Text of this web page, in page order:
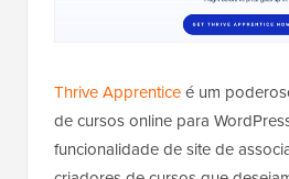
Thrive Apprenticeé um
de cursos online para
funcionalidade de site de